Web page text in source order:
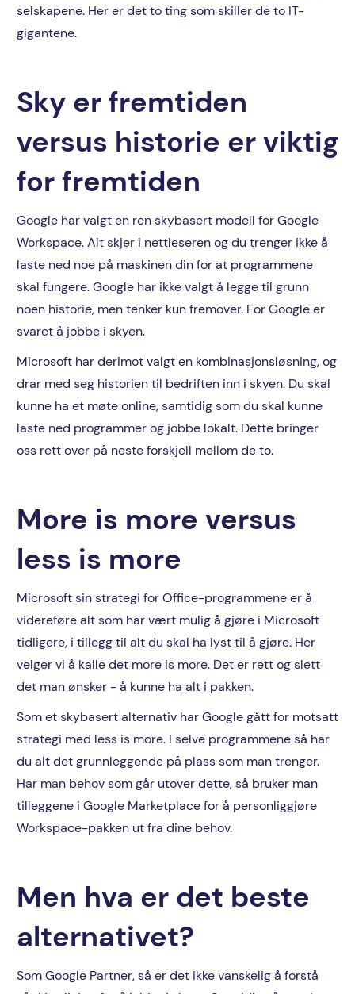
selskapene. Her er det to ting som skiller de to IT-
gigantene.
Sky er fremtiden
versus historie er viktig
for fremtiden
Google har valgt en ren skybasert modell for Google
Workspace. Alt skjer i nettleseren og du trenger ikke å
laste ned noe på maskinen din for at programmene
skal fungere. Google har ikke valgt å legge til grunn
noen historie, men tenker kun fremover. For Google er
svaret å jobbe i skyen.
Microsoft har derimot valgt en kombinasjonsløsning, og
drar med seg historien til bedriften inn i skyen. Du skal
kunne ha et møte online, samtidig som du skal kunne
laste ned programmer og jobbe lokalt. Dette bringer
oss rett over på neste forskjell mellom de to.
More is more versus
less is more
Microsoft sin strategi for Office-programmene er å
videreføre alt som har vært mulig å gjøre i Microsoft
tidligere, i tillegg til alt du skal ha lyst til å gjøre. Her
velger vi å kalle det more is more. Det er rett og slett
det man ønsker - å kunne ha alt i pakken.
Som et skybasert alternativ har Google gått for motsatt
strategi med less is more. I selve programmene så har
du alt det grunnleggende på plass som man trenger.
Har man behov som går utover dette, så bruker man
tilleggene i Google Marketplace for å personliggjøre
Workspace-pakken ut fra dine behov.
Men hva er det beste
alternativet?
Som Google Partner, så er det ikke vanskelig å forstå